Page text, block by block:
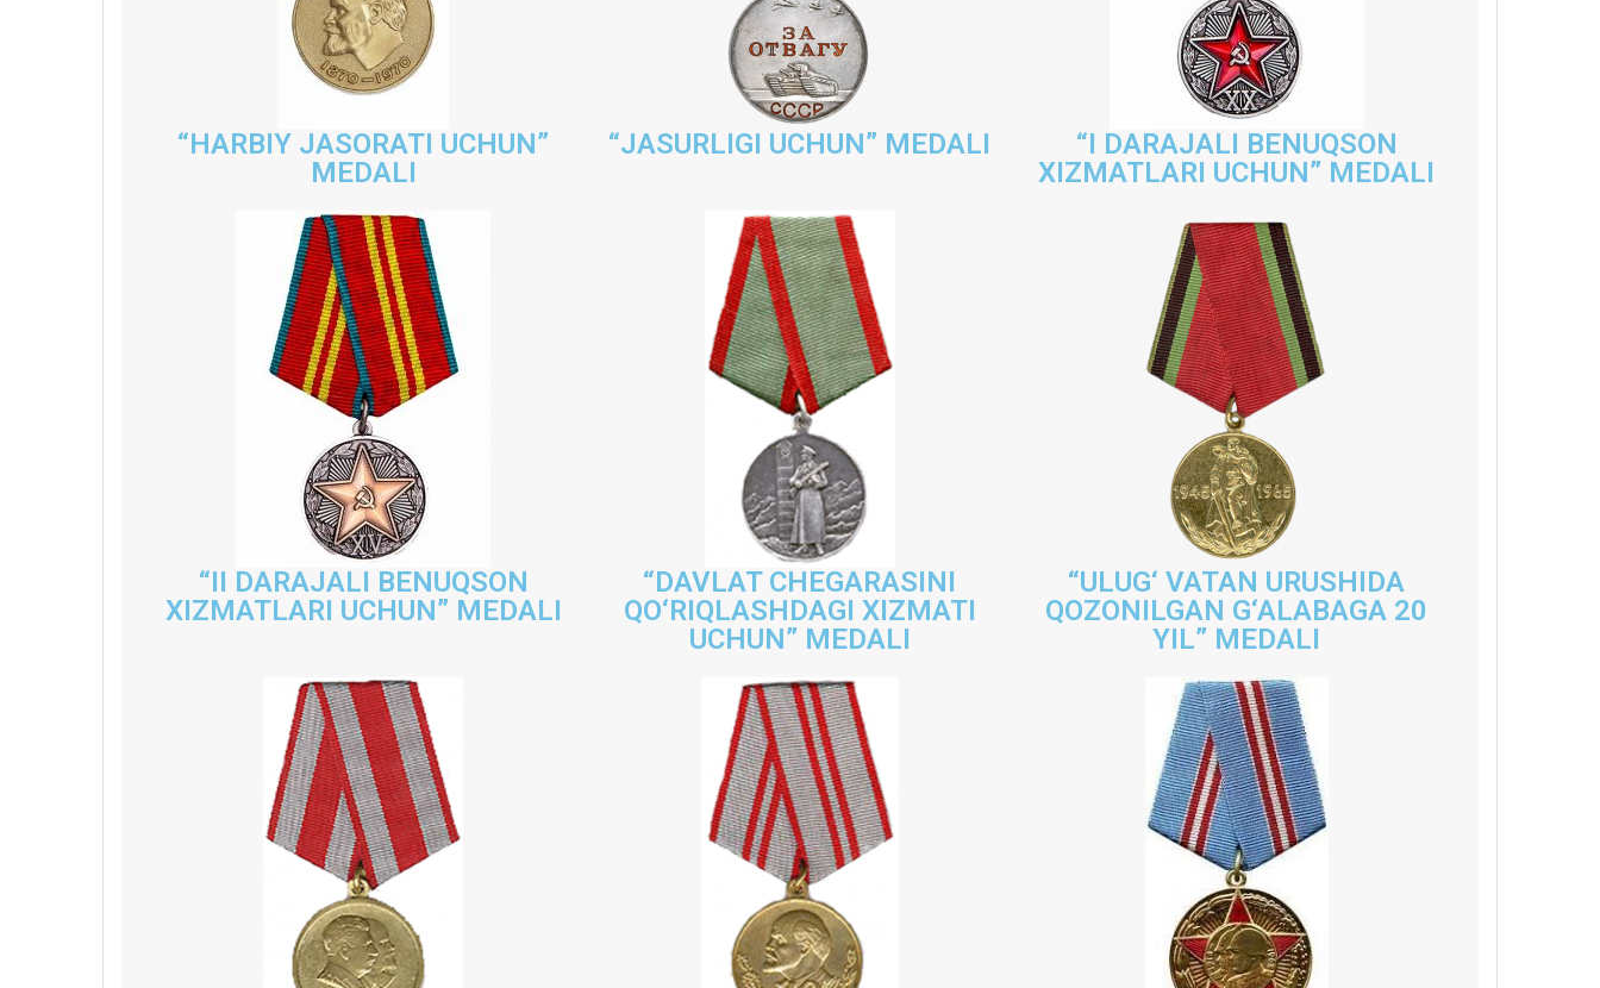
“HARBIY JASORATI UCHUN”
MEDALI
“JASURLIGI UCHUN” MEDALI
“I DARAJALI BENUQSON
XIZMATLARI UCHUN” MEDALI
“II DARAJALI BENUQSON
XIZMATLARI UCHUN” MEDALI
“DAVLAT CHEGARASINI
QO‘RIQLASHDAGI XIZMATI
UCHUN” MEDALI
“ULUG‘ VATAN URUSHIDA
QOZONILGAN G‘ALABAGA 20
YIL” MEDALI